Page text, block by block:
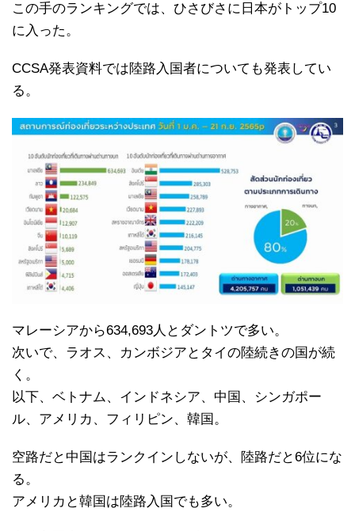
この手のランキングでは、ひさびさに日本がトップ10
に入った。
CCSA発表資料では陸路入国者についても発表してい
る。
マレーシアから634,693人とダントツで多い。
次いで、ラオス、カンボジアとタイの陸続きの国が続
く。
以下、ベトナム、インドネシア、中国、シンガポー
ル、アメリカ、フィリピン、韓国。
空路だと中国はランクインしないが、陸路だと6位にな
る。
アメリカと韓国は陸路入国でも多い。